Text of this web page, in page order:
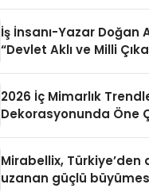
İş İnsanı-Yazar Doğan
“Devlet Aklı ve Milli
2026 İç Mimarlık
Dekorasyonunda Öne
Mirabellix, Türkiye’den
uzanan güçlü